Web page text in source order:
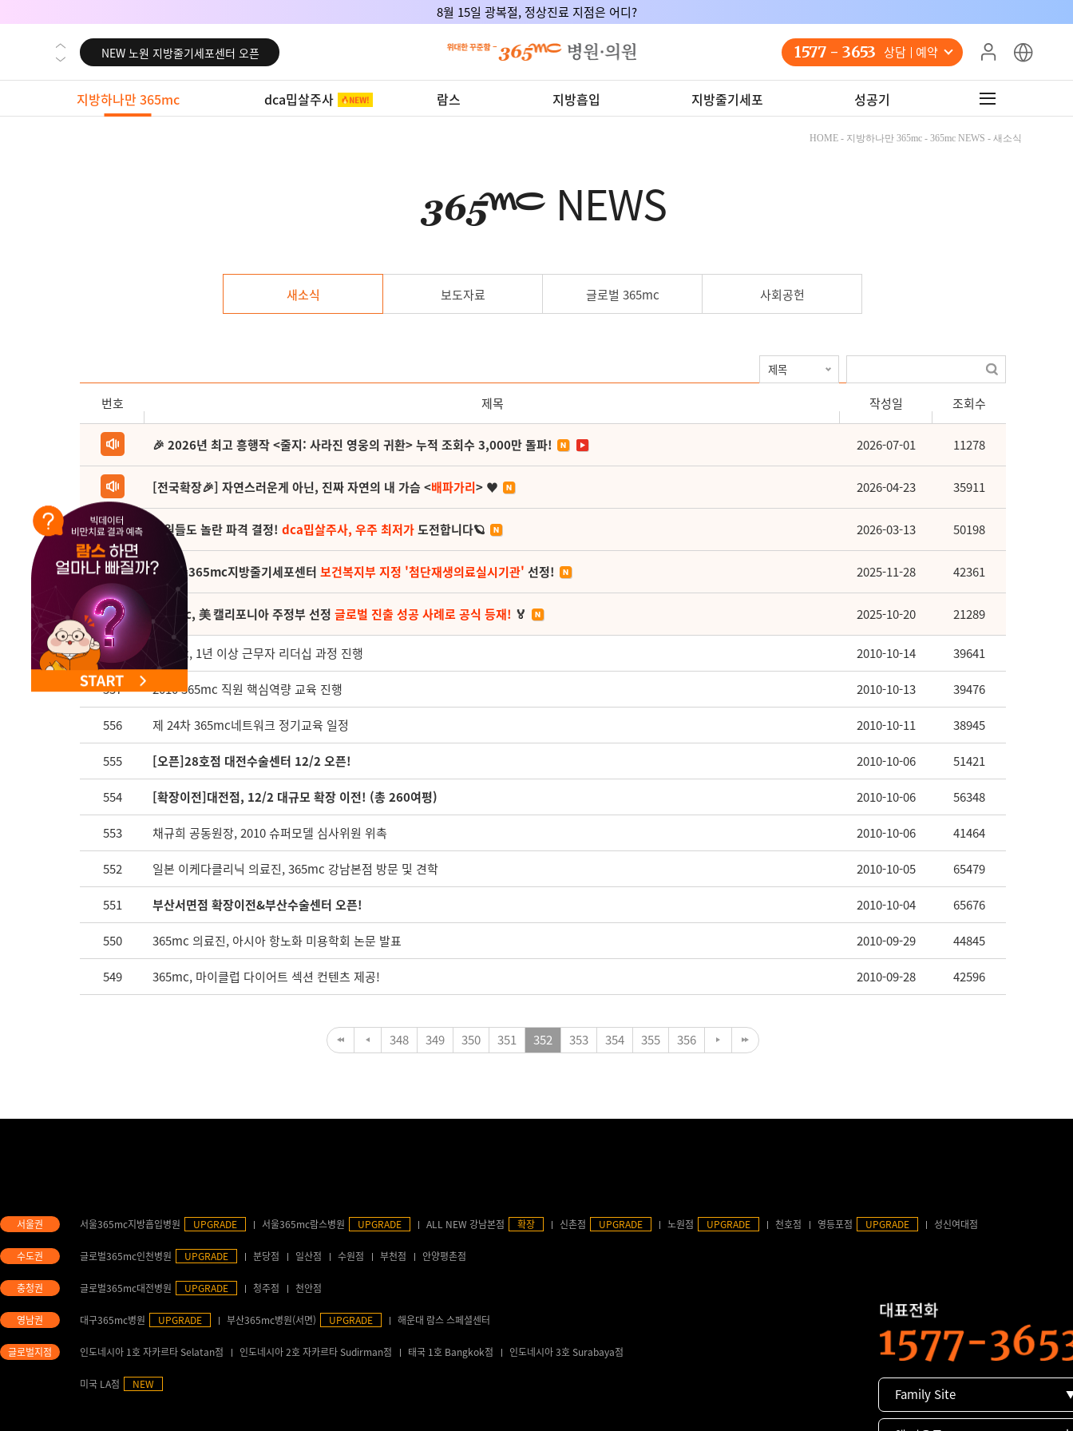
8월 15일 광복절, 정상진료 지점은 어디?
NEW 대전 지방줄기세포센터 오픈
NEW 노원 지방줄기세포센터 오픈
NEW 미국 LA점 오픈
NEW 부산 지방줄기세포센터 오픈
NEW 부산 지방줄기세포센터 오픈
1577 - 3653 상담 예약
지방하나만 365mc dca밉살주사 람스 지방흡입 지방줄기세포 성공기
HOME - 지방하나만 365mc - 365mc NEWS - 새소식
NEWS
새소식 보도자료 글로벌 365mc 사회공헌
번호 제목 작성일 조회수
🎉 2026년 최고 흥행작 <줄지: 사라진 영웅의 귀환> 누적 조회수 3,000만 돌파! 2026-07-01 11278
[전국확장🎉] 자연스러운게 아닌, 진짜 자연의 내 가슴 <배파가리> ♥ 2026-04-23 35911
직원들도 놀란 파격 결정! dca밉살주사, 우주 최저가도전합니다🪐 2026-03-13 50198
(축) 🎉365mc지방줄기세포센터 보건복지부 지정 '첨단재생의료실시기관' 선정! 2025-11-28 42361
365mc, 美 캘리포니아 주정부 선정 글로벌 진출 성공 사례로 공식 등재! 🏅 2025-10-20 21289
558 365mc, 1년 이상 근무자 리더십 과정 진행 2010-10-14 39641
557 2010 365mc 직원 핵심역량 교육 진행 2010-10-13 39476
556 제 24차 365mc네트워크 정기교육 일정 2010-10-11 38945
555 [오픈]28호점 대전수술센터 12/2 오픈! 2010-10-06 51421
554 [확장이전]대전점, 12/2 대규모 확장 이전! (총 260여평) 2010-10-06 56348
553 채규희 공동원장, 2010 슈퍼모델 심사위원 위촉 2010-10-06 41464
552 일본 이케다클리닉 의료진, 365mc 강남본점 방문 및 견학 2010-10-05 65479
551 부산서면점 확장이전&부산수술센터 오픈! 2010-10-04 65676
550 365mc 의료진, 아시아 항노화 미용학회 논문 발표 2010-09-29 44845
549 365mc, 마이클럽 다이어트 섹션 컨텐츠 제공! 2010-09-28 42596
348 349 350 351 352 353 354 355 356
서울365mc지방흡입병원 UPGRADE 서울365mc람스병원 UPGRADE ALL NEW 강남본점 확장 신촌점 UPGRADE 노원점 UPGRADE 천호점 영등포점 UPGRADE 성신여대점
글로벌365mc인천병원 UPGRADE 분당점 일산점 수원점 부천점 안양평촌점
글로벌365mc대전병원 UPGRADE 청주점 천안점
대구365mc병원 UPGRADE 부산365mc병원(서면) UPGRADE 해운대 람스 스페셜센터
인도네시아 1호 자카르타 Selatan점 인도네시아 2호 자카르타 Sudirman점 태국 1호 Bangkok점 인도네시아 3호 Surabaya점
미국 LA점 NEW
Family Site